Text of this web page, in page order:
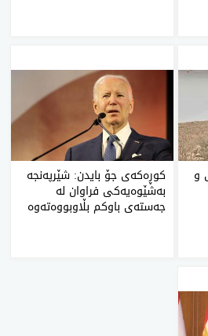
و كوڕه‌كه‌ی جۆ بایدن: شێرپه‌نجه‌
به‌شێوه‌یه‌كی فراوان له‌
جه‌سته‌ی باوكم بڵاوبووه‌ته‌وه‌